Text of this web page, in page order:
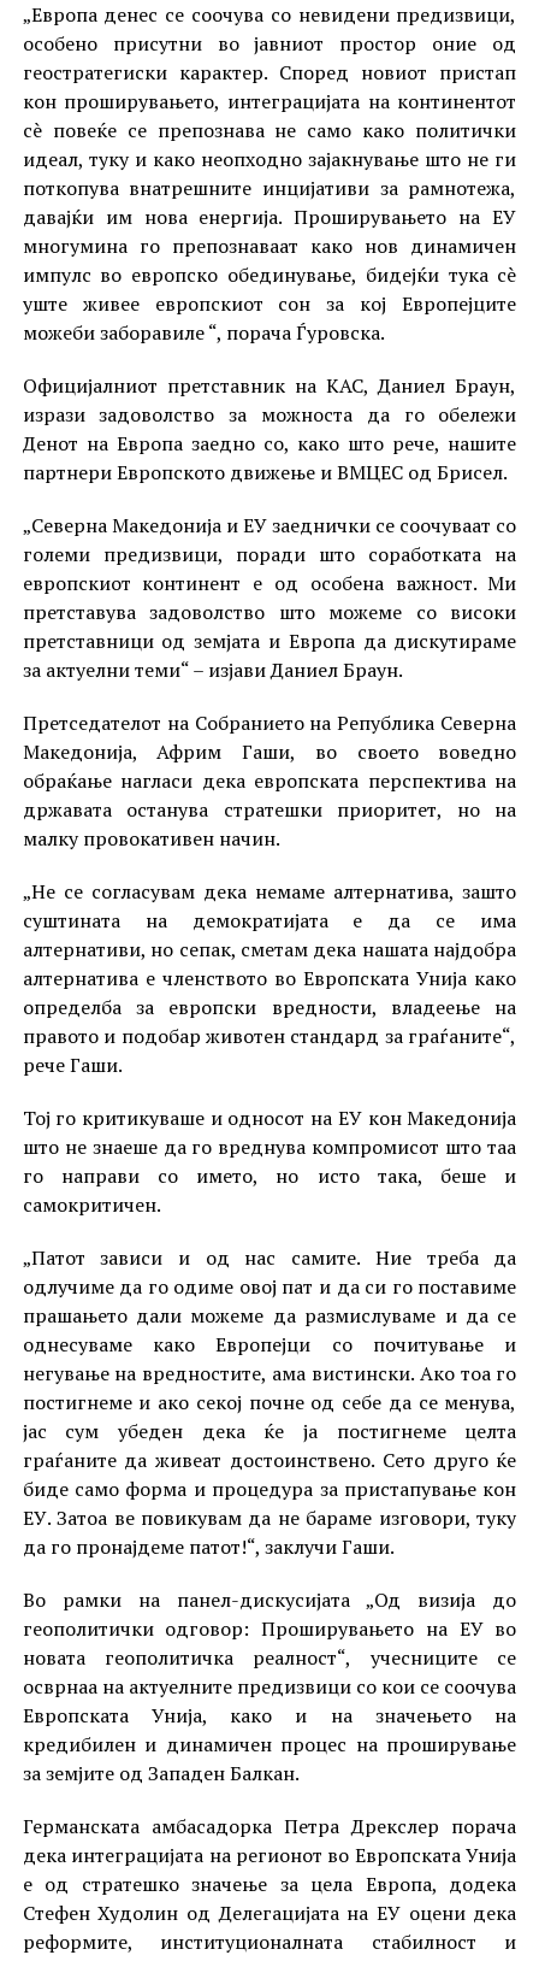
„Европа денес се соочува со невидени предизвици,
особено присутни во јавниот простор оние од
геостратегиски карактер. Според новиот пристап
кон проширувањето, интеграцијата на континентот
сè повеќе се препознава не само како политички
идеал, туку и како неопходно зајакнување што не ги
поткопува внатрешните инцијативи за рамнотежа,
давајќи им нова енергија. Проширувањето на ЕУ
многумина го препознаваат како нов динамичен
импулс во европско обединување, бидејќи тука сè
уште живее европскиот сон за кој Европејците
можеби заборавиле “, порача Ѓуровска.
Официјалниот претставник на КАС, Даниел Браун,
изрази задоволство за можноста да го обележи
Денот на Европа заедно со, како што рече, нашите
партнери Европското движење и ВМЦЕС од Брисел.
„Северна Македонија и ЕУ заеднички се соочуваат со
големи предизвици, поради што соработката на
европскиот континент е од особена важност. Ми
претставува задоволство што можеме со високи
претставници од земјата и Европа да дискутираме
за актуелни теми“ – изјави Даниел Браун.
Претседателот на Собранието на Република Северна
Македонија, Африм Гаши, во своето воведно
обраќање нагласи дека европската перспектива на
државата останува стратешки приоритет, но на
малку провокативен начин.
„Не се согласувам дека немаме алтернатива, зашто
суштината на демократијата е да се има
алтернативи, но сепак, сметам дека нашата најдобра
алтернатива е членството во Европската Унија како
определба за европски вредности, владеење на
правото и подобар животен стандард за граѓаните“,
рече Гаши.
Тој го критикуваше и односот на ЕУ кон Македонија
што не знаеше да го вреднува компромисот што таа
го направи со името, но исто така, беше и
самокритичен.
„Патот зависи и од нас самите. Ние треба да
одлучиме да го одиме овој пат и да си го поставиме
прашањето дали можеме да размислуваме и да се
однесуваме како Европејци со почитување и
негување на вредностите, ама вистински. Ако тоа го
постигнеме и ако секој почне од себе да се менува,
јас сум убеден дека ќе ја постигнеме целта
граѓаните да живеат достоинствено. Сето друго ќе
биде само форма и процедура за пристапување кон
ЕУ. Затоа ве повикувам да не бараме изговори, туку
да го пронајдеме патот!“, заклучи Гаши.
Во рамки на панел-дискусијата „Од визија до
геополитички одговор: Проширувањето на ЕУ во
новата геополитичка реалност“, учесниците се
осврнаа на актуелните предизвици со кои се соочува
Европската Унија, како и на значењето на
кредибилен и динамичен процес на проширување
за земјите од Западен Балкан.
Германската амбасадорка Петра Дрекслер порача
дека интеграцијата на регионот во Европската Унија
е од стратешко значење за цела Европа, додека
Стефен Худолин од Делегацијата на ЕУ оцени дека
реформите, институционалната стабилност и